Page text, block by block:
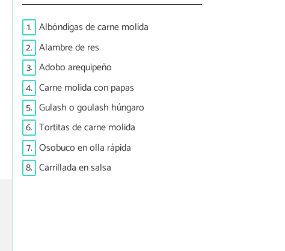
1. Albóndigas de carne molida
2. Alambre de res
3. Adobo arequipeño
4. Carne molida con papas
5. Gulash o goulash húngaro
6. Tortitas de carne molida
7. Osobuco en olla rápida
8. Carrillada en salsa